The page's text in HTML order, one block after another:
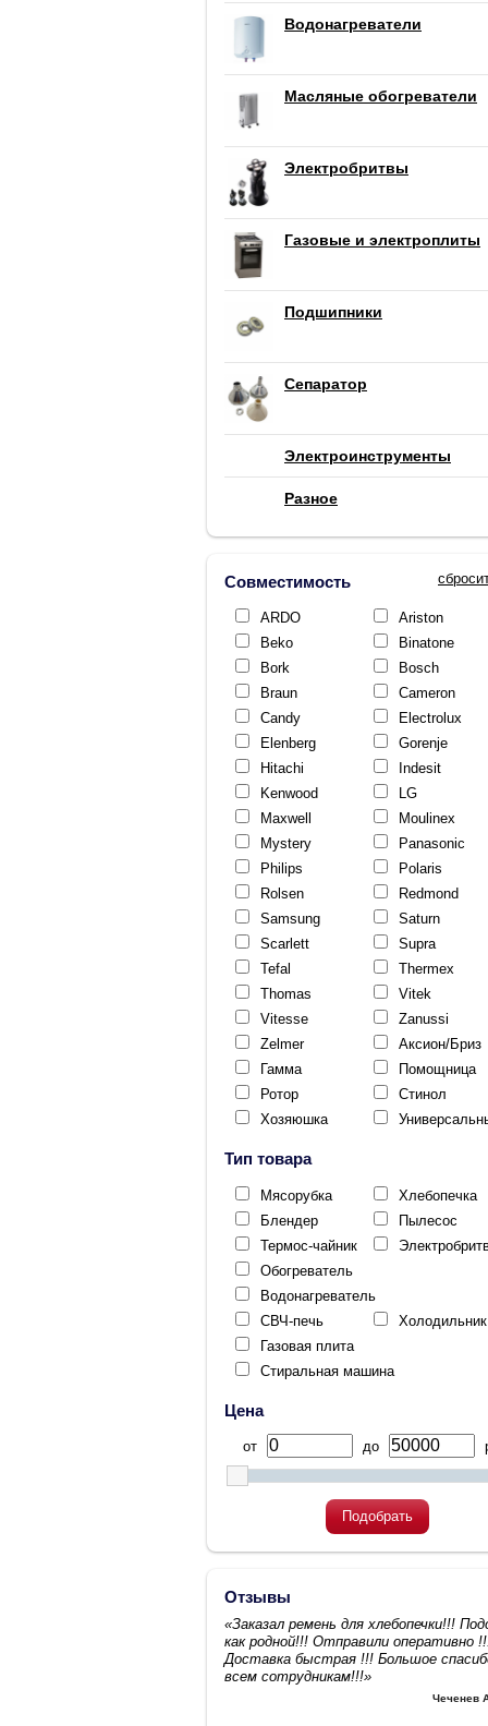
Водонагреватели
Масляные обогреватели
Электробритвы
Газовые и электроплиты
Подшипники
Сепаратор
Электроинструменты
Разное
Совместимость
ARDO
Ariston
Beko
Binatone
Bork
Bosch
Braun
Cameron
Candy
Electrolux
Elenberg
Gorenje
Hitachi
Indesit
Kenwood
LG
Maxwell
Moulinex
Mystery
Panasonic
Philips
Polaris
Rolsen
Redmond
Samsung
Saturn
Scarlett
Supra
Tefal
Thermex
Thomas
Vitek
Vitesse
Zanussi
Zelmer
Аксион/Бриз
Гамма
Помощница
Ротор
Стинол
Хозяюшка
Тип товара
Мясорубка
Хлебопечка
Блендер
Пылесос
Термос-чайник
Обогреватель
Водонагреватель
СВЧ-печь
Холодильник
Газовая плита
Стиральная машина
Цена
от до
Подобрать
Отзывы
«Заказал ремень для хлебопечки!!!
как родной!!! Отправили оперативно
Доставка быстрая !!! Большое
всем сотрудникам!!!»
Чеченев